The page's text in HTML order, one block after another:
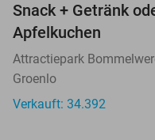
Snack + Getränk
Apfelkuchen
Attractiepark
Groenlo
Verkauft: 34.392